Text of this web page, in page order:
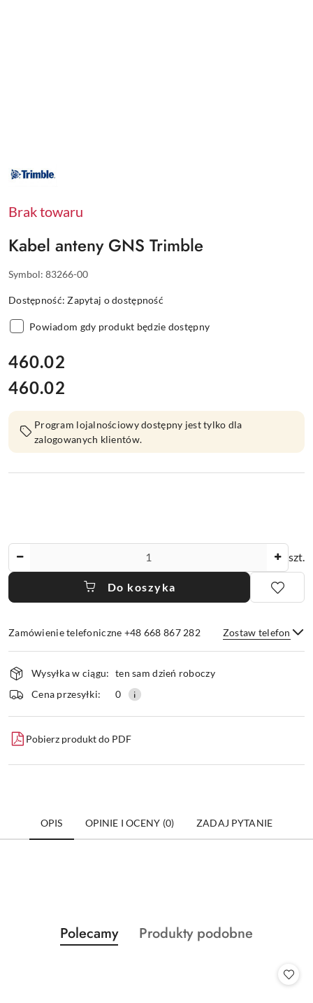
NAZWA
PRODUCENTA:
Brak towaru
Kabel anteny GNS Trimble
Symbol: 83266-00
Dostępność:Zapytaj o dostępność
Powiadom gdy produkt będzie dostępny
cena:
460.02
Cena:
460.02
Program lojalnościowy dostępny jest tylko dla
zalogowanych klientów.
szt.
Do koszyka
Zamówienie telefoniczne +48 668 867 282 Zostaw telefon
Wyślij
Dostępność
i
dostawa
Wysyłka w ciągu: ten sam dzień roboczy
Cena przesyłki:
0
Pobierz produkt do PDF
OPIS OPINIE I OCENY (0) ZADAJ PYTANIE
Pomiń karuzelę produktów
Produkty
o
Polecamy
Produkty
Produkty podobne